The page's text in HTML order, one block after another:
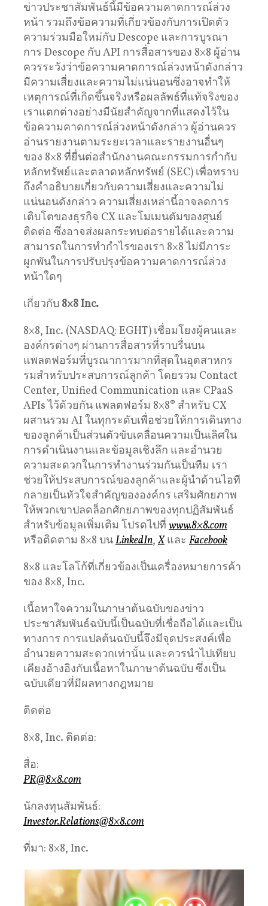
ข่าวประชาสัมพันธ์นี้มีข้อความคาดการณ์ล่วง
หน้า รวมถึงข้อความที่เกี่ยวข้องกับการเปิดตัว
ความร่วมมือใหม่กับ Descope และการบูรณา
การ Descope กับ API การสื่อสารของ 8×8 ผู้อ่าน
ควรระวังว่าข้อความคาดการณ์ล่วงหน้าดังกล่าว
มีความเสี่ยงและความไม่แน่นอนซึ่งอาจทําให้
เหตุการณ์ที่เกิดขึ้นจริงหรือผลลัพธ์ที่แท้จริงของ
เราแตกต่างอย่างมีนัยสําคัญจากที่แสดงไว้ใน
ข้อความคาดการณ์ล่วงหน้าดังกล่าว ผู้อ่านควร
อ่านรายงานตามระยะเวลาและรายงานอื่นๆ
ของ 8×8 ที่ยื่นต่อสํานักงานคณะกรรมการกํากับ
หลักทรัพย์และตลาดหลักทรัพย์ (SEC) เพื่อทราบ
ถึงคําอธิบายเกี่ยวกับความเสี่ยงและความไม่
แน่นอนดังกล่าว ความเสี่ยงเหล่านี้อาจลดการ
เติบโตของธุรกิจ CX และโมเมนตัมของศูนย์
ติดต่อ ซึ่งอาจส่งผลกระทบต่อรายได้และความ
สามารถในการทํากําไรของเรา 8×8 ไม่มีภาระ
ผูกพันในการปรับปรุงข้อความคาดการณ์ล่วง
หน้าใดๆ
เกี่ยวกับ 8×8 Inc.
8×8, Inc. (NASDAQ: EGHT) เชื่อมโยงผู้คนและ
องค์กรต่างๆ ผ่านการสื่อสารที่ราบรื่นบน
แพลตฟอร์มที่บูรณาการมากที่สุดในอุตสาหกร
รมสําหรับประสบการณ์ลูกค้า โดยรวม Contact
Center, Unified Communication และ CPaaS
APIs ไว้ด้วยกัน แพลตฟอร์ม 8×8® สําหรับ CX
ผสานรวม AI ในทุกระดับเพื่อช่วยให้การเดินทาง
ของลูกค้าเป็นส่วนตัวขับเคลื่อนความเป็นเลิศใน
การดําเนินงานและข้อมูลเชิงลึก และอํานวย
ความสะดวกในการทํางานร่วมกันเป็นทีม เรา
ช่วยให้ประสบการณ์ของลูกค้าและผู้นําด้านไอที
กลายเป็นหัวใจสําคัญขององค์กร เสริมศักยภาพ
ให้พวกเขาปลดล็อกศักยภาพของทุกปฏิสัมพันธ์
สําหรับข้อมูลเพิ่มเติม โปรดไปที่ www.8×8.com
หรือติดตาม 8×8 บนLinkedIn, Xและ Facebook
8×8 และโลโก้ที่เกี่ยวข้องเป็นเครื่องหมายการค้า
ของ 8×8, Inc.
เนื้อหาใจความในภาษาต้นฉบับของข่าว
ประชาสัมพันธ์ฉบับนี้เป็นฉบับที่เชื่อถือได้และเป็น
ทางการ การแปลต้นฉบับนี้จึงมีจุดประสงค์เพื่อ
อำนวยความสะดวกเท่านั้น และควรนำไปเทียบ
เคียงอ้างอิงกับเนื้อหาในภาษาต้นฉบับ ซึ่งเป็น
ฉบับเดียวที่มีผลทางกฎหมาย
ติดต่อ
8×8, Inc. ติดต่อ:
สื่อ:
PR@8×8.com
นักลงทุนสัมพันธ์:
Investor.Relations@8×8.com
ที่มา: 8×8, Inc.